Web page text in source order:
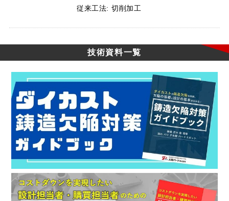
従来工法: 切削加工
技術資料一覧